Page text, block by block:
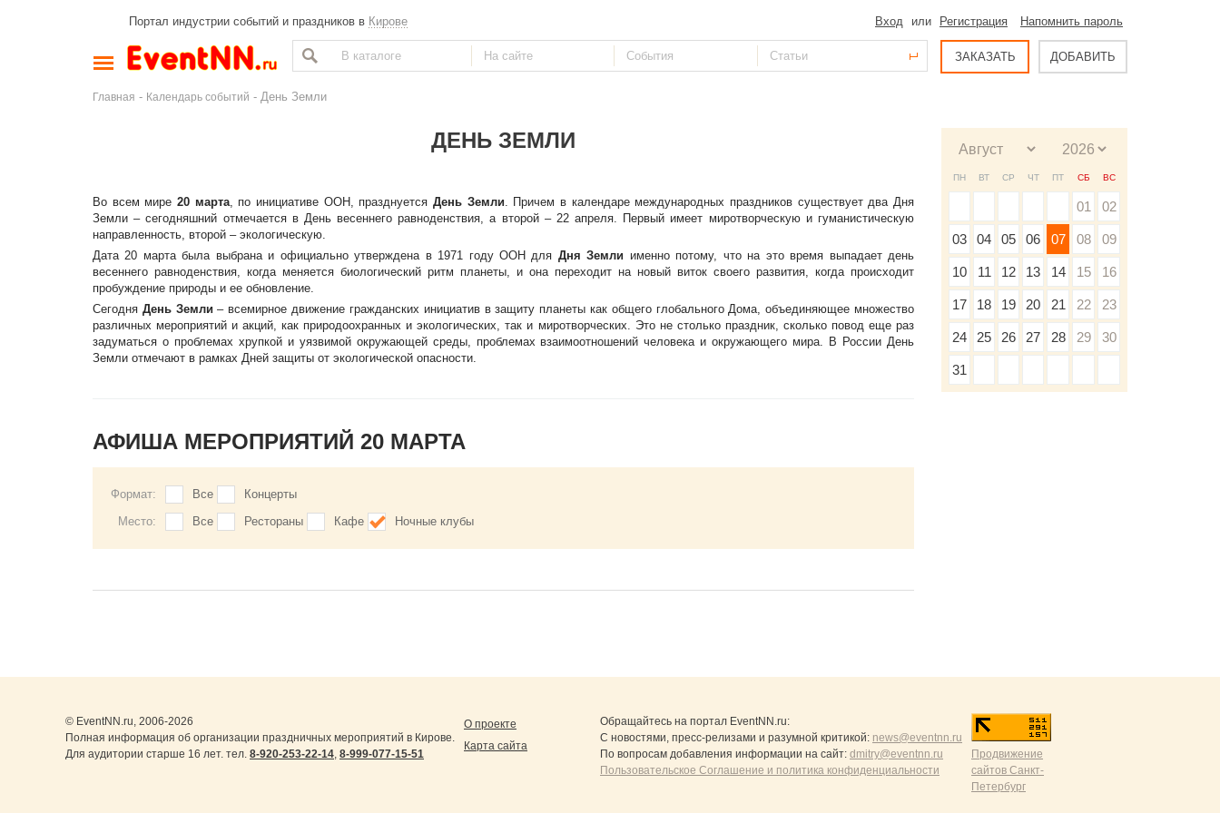
Портал индустрии событий и праздников в Кирове Вход или Регистрация Напомнить пароль
ЗАКАЗАТЬ ДОБАВИТЬ
Главная - Календарь событий - День Земли
ДЕНЬ ЗЕМЛИ
Во всем мире 20 марта, по инициативе ООН, празднуетсяДень Земли. Причем в календаре международных праздников существует два Дня
Земли – сегодняшний отмечается в День весеннего равноденствия, а второй – 22 апреля. Первый имеет миротворческую и гуманистическую
направленность, второй – экологическую.
Дата 20 марта была выбрана и официально утверждена в 1971 году ООН для Дня Земли именно потому, что на это время выпадает день
весеннего равноденствия, когда меняется биологический ритм планеты, и она переходит на новый виток своего развития, когда происходит
пробуждение природы и ее обновление.
Сегодня День Земли – всемирное движение гражданских инициатив в защиту планеты как общего глобального Дома, объединяющее множество
различных мероприятий и акций, как природоохранных и экологических, так и миротворческих. Это не столько праздник, сколько повод еще раз
задуматься о проблемах хрупкой и уязвимой окружающей среды, проблемах взаимоотношений человека и окружающего мира. В России День
Земли отмечают в рамках Дней защиты от экологической опасности.
АФИША МЕРОПРИЯТИЙ 20 МАРТА
Формат: Все
Концерты
Место:
Все Рестораны Кафе Ночные клубы
ПН ВТ СР ЧТ ПТ СБ ВС
01 02
03 04 05 06 07 08 09
10 11 12 13 14 15 16
17 18 19 20 21 22 23
24 25 26 27 28 29 30
31
© EventNN.ru, 2006-2026
Полная информация об организации праздничных мероприятий в Кирове.
Для аудитории старше 16 лет. тел. 8-920-253-22-14, 8-999-077-15-51
О проекте
Карта сайта
Обращайтесь на портал EventNN.ru:
С новостями, пресс-релизами и разумной критикой: news@eventnn.ru
По вопросам добавления информации на сайт: dmitry@eventnn.ru
Пользовательское Соглашение и политика конфиденциальности
Продвижение
сайтов Санкт-
Петербург